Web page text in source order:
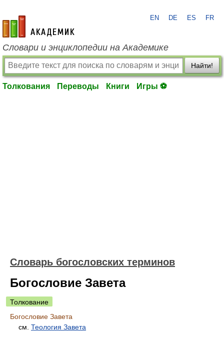
academic.ru
EN DE ES FR
Словари и энциклопедии на Академике
Найти!
Толкования Переводы Книги Игры ⚽
Словарь богословских терминов
Богословие Завета
Толкование
Богословие Завета
см. Теология Завета